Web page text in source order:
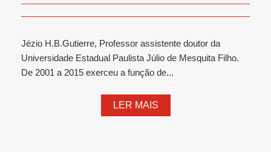
Jézio H.B.Gutierre, Professor assistente doutor da
Universidade Estadual Paulista Júlio de Mesquita Filho.
De 2001 a 2015 exerceu a função de...
LER MAIS